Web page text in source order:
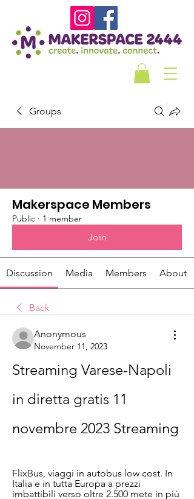
Groups
Makerspace Members
Public · 1 member
Join
Discussion Media Members About
Back
Anonymous
November 11, 2023
Streaming Varese-Napoli
in diretta gratis 11
novembre 2023 Streaming
FlixBus, viaggi in autobus low cost. In
Italia e in tutta Europa a prezzi
imbattibili verso oltre 2.500 mete in più